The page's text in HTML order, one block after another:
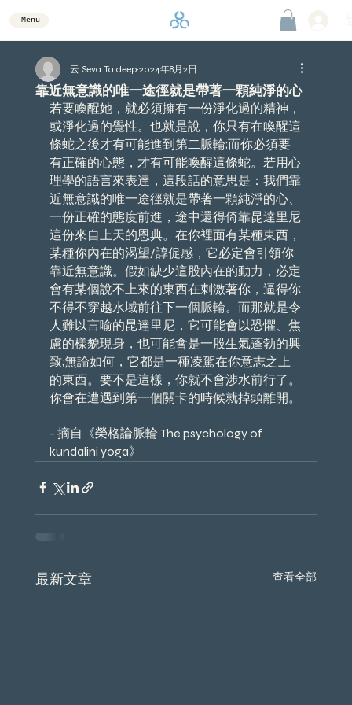
Menu
靠近無意識的唯一途徑就是帶著一顆純淨的心
云 Seva Tajdeep 2024年8月2日
若要喚醒她，就必須擁有一份淨化過的精神，
或淨化過的覺性。也就是說，你只有在喚醒這
條蛇之後才有可能進到第二脈輪;而你必須要
有正確的心態，才有可能喚醒這條蛇。若用心
理學的語言來表達，這段話的意思是：我們靠
近無意識的唯一途徑就是帶著一顆純淨的心、
一份正確的態度前進，途中還得倚靠昆達里尼
這份來自上天的恩典。在你裡面有某種東西，
某種你內在的渴望/諄促感，它必定會引領你
靠近無意識。假如缺少這股內在的動力，必定
會有某個說不上來的東西在刺激著你，逼得你
不得不穿越水域前往下一個脈輪。而那就是令
人難以言喻的昆達里尼，它可能會以恐懼、焦
慮的樣貌現身，也可能會是一股生氣蓬勃的興
致;無論如何，它都是一種凌駕在你意志之上
的東西。要不是這樣，你就不會涉水前行了。
你會在遭遇到第一個關卡的時候就掉頭離開。
​- 摘自《榮格論脈輪 The psychology of
kundalini yoga》
最新文章 查看全部